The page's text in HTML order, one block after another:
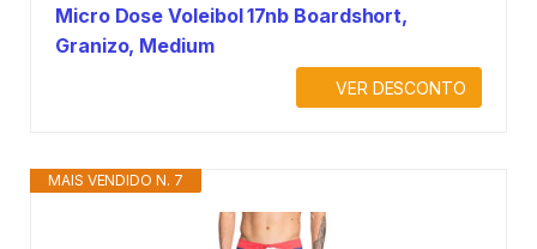
Micro Dose Voleibol 17nb Boardshort,
Granizo, Medium
VER DESCONTO
MAIS VENDIDO N. 7